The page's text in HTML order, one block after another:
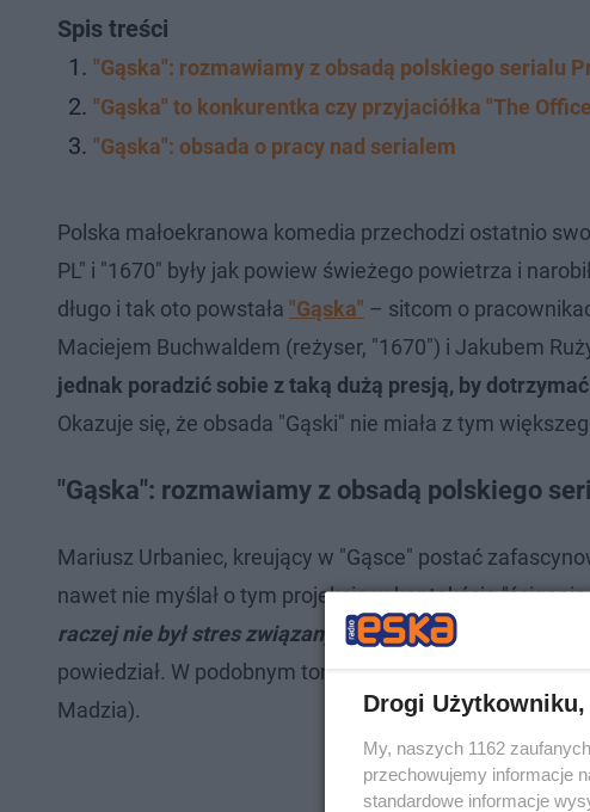
Spis treści
"Gąska": rozmawiamy z obsadą polskiego serialu
"Gąska" to konkurentka czy przyjaciółka "The
"Gąska": obsada o pracy nad serialem
Polska małoekranowa komedia przechodzi ostatnio
PL" i "1670" były jak powiew świeżego powietrza i
długo i tak oto powstała "Gąska" – sitcom o
Maciejem Buchwaldem (reżyser, "1670") i Jakubem
jednak poradzić sobie z taką dużą presją, by
Okazuje się, że obsada "Gąski" nie miała z tym
"Gąska": rozmawiamy z obsadą polskiego
Mariusz Urbaniec, kreujący w "Gąsce" postać
nawet nie myślał o tym projekcie w kontekście
raczej nie był stres związany z myślą o dorównaniu
powiedział. W podobnym tonie wypowiedzieli się
Madzia).
Drogi Użytkowniku,
My, naszych 1162
przechowujemy informacje
standardowe informacje